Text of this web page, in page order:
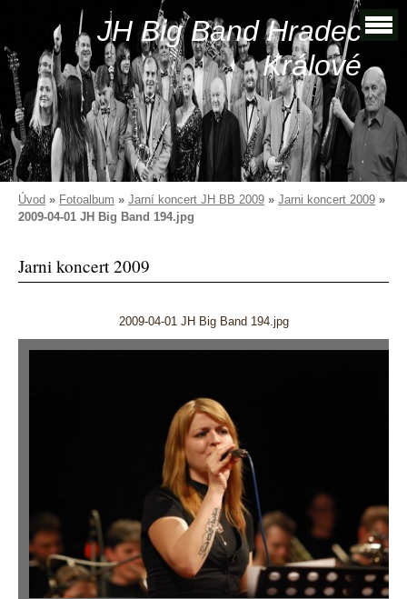
JH Big Band Hradec
Králové
Úvod » Fotoalbum » Jarní koncert JH BB 2009 » Jarni koncert 2009 »
2009-04-01 JH Big Band 194.jpg
Jarni koncert 2009
2009-04-01 JH Big Band 194.jpg